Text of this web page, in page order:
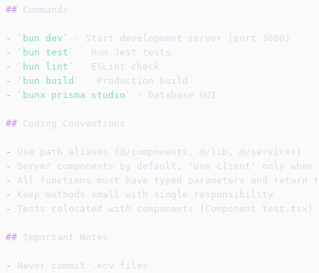
## Commands
- `bun dev`
- Start development server (port 3000)
-
`bun test`
- Run Jest tests
-
`bun lint`
- ESLint check
-
`bun build`
- Production build
-
`bunx prisma studio` - Database GUI
## Coding Conventions
-
Use path aliases (@/components, @/lib, @/services)
-
Server components by default, 'use client' only when
-
All functions must have typed parameters and return
-
Keep methods small with single responsibility
-
Tests colocated with components (Component.test.tsx)
## Important Notes
- Never commit .env files